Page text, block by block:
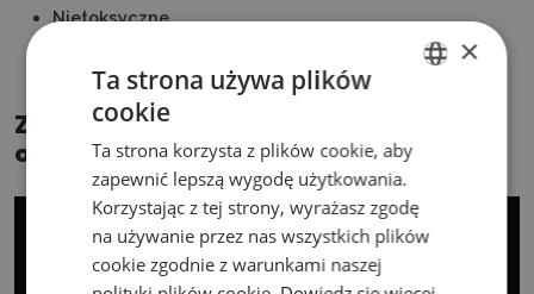
Nietoksyczne
Zgodne z ASTM D-4236
Zobacz jak wymienić w ploterze
ostrze na mazak:
POLISH
×
Ta strona używa plików
cookie
Ta strona korzysta z plików cookie, aby
zapewnić lepszą wygodę użytkowania.
Korzystając z tej strony, wyrażasz zgodę
na używanie przez nas wszystkich plików
cookie zgodnie z warunkami naszej